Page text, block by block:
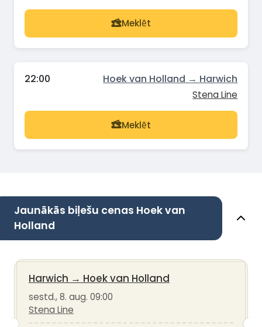
Meklēt
22:00 Hoek van Holland → Harwich
Stena Line
Meklēt
Jaunākās biļešu cenas Hoek van
Holland
Harwich → Hoek van Holland
sestd., 8. aug. 09:00
Stena Line